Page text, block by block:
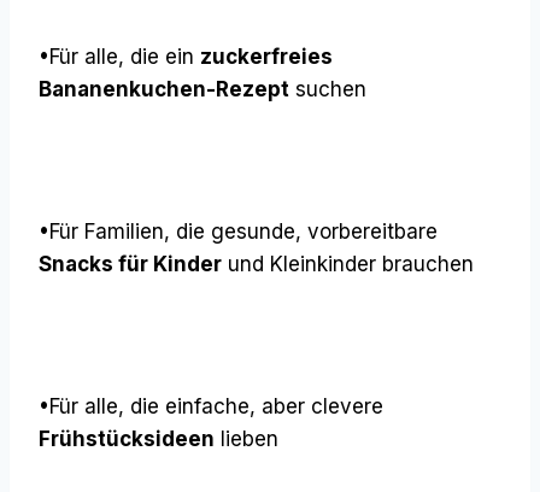
•Für alle, die ein zuckerfreies
Bananenkuchen-Rezept suchen
•Für Familien, die gesunde, vorbereitbare
Snacks für Kinder und Kleinkinder brauchen
•Für alle, die einfache, aber clevere
Frühstücksideen lieben